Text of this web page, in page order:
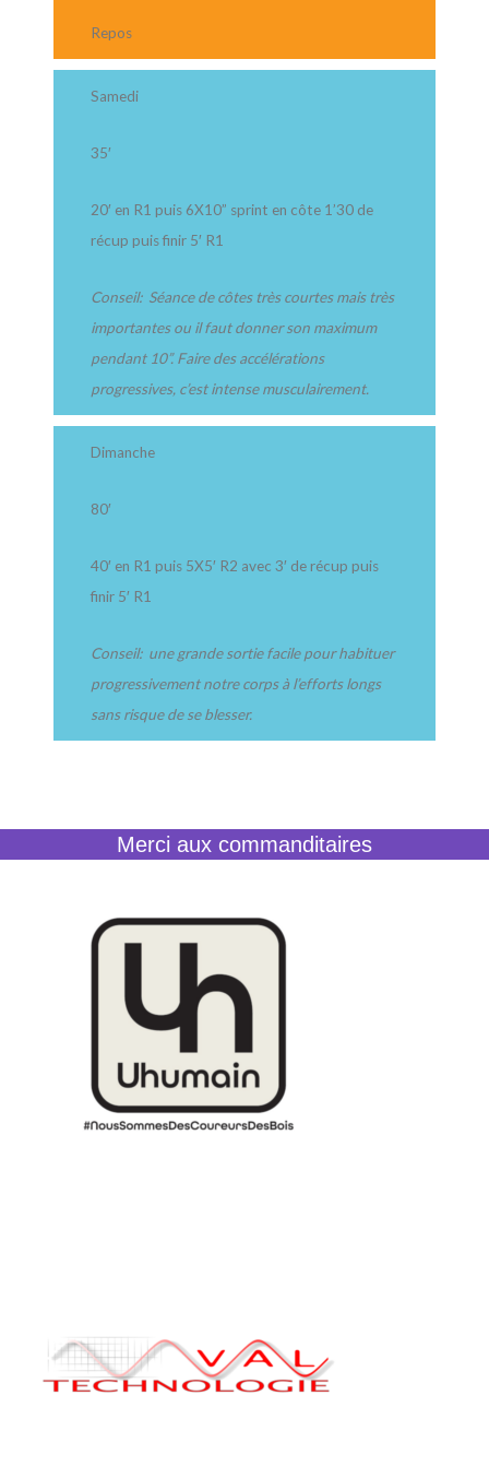
Repos
Samedi
35′
20′ en R1 puis 6X10” sprint en côte 1’30 de
récup puis finir 5′ R1
Conseil: Séance de côtes très courtes mais très
importantes ou il faut donner son maximum
pendant 10”. Faire des accélérations
progressives, c’est intense musculairement.
Dimanche
80′
40′ en R1 puis 5X5′ R2 avec 3′ de récup puis
finir 5′ R1
Conseil: une grande sortie facile pour habituer
progressivement notre corps à l’efforts longs
sans risque de se blesser.
Merci aux commanditaires